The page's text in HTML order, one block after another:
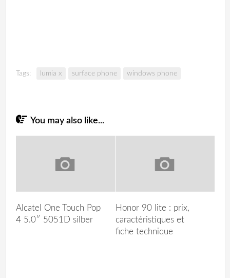
Tags: lumia x surface phone windows phone
You may also like...
Alcatel One Touch Pop
4 5.0″ 5051D silber
Honor 90 lite : prix,
caractéristiques et
fiche technique